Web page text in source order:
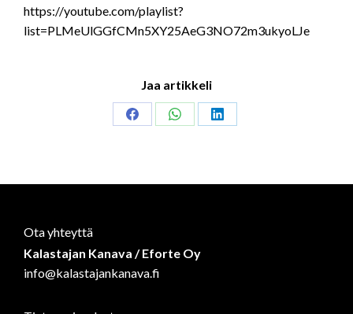
https://youtube.com/playlist?
list=PLMeUlGGfCMn5XY25AeG3NO72m3ukyoLJe
Jaa artikkeli
Share
Share
Share
Ota yhteyttä
Kalastajan Kanava / Eforte Oy
info@kalastajankanava.fi